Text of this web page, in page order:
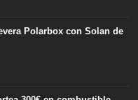
Polarbox con Solan de